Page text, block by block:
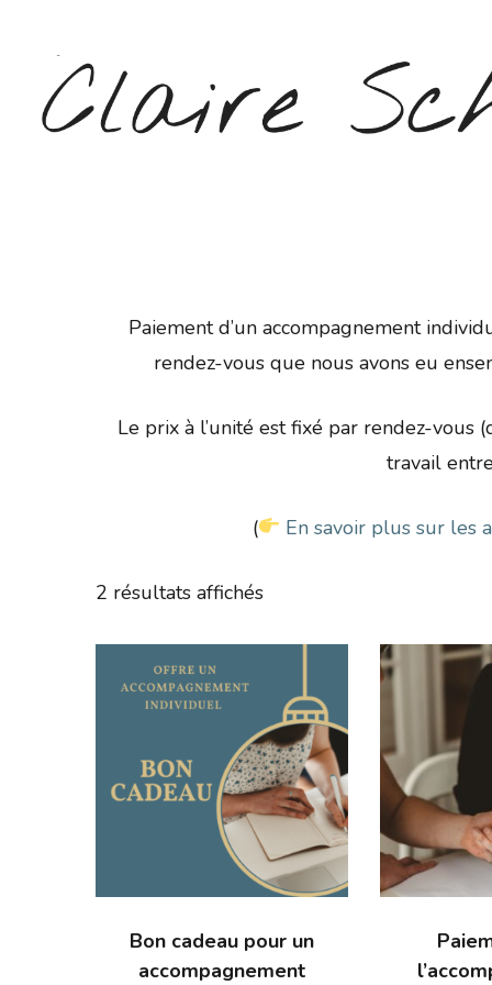
contenu
(Pressez
Paiement d’un accompagnement
rendez-vous que nous avons eu
Le prix à l’unité est fixé par rendez-vous
travail
( En savoir plus sur les
2 résultats affichésTrié
décroissant
Bon cadeau pour un
accompagnement